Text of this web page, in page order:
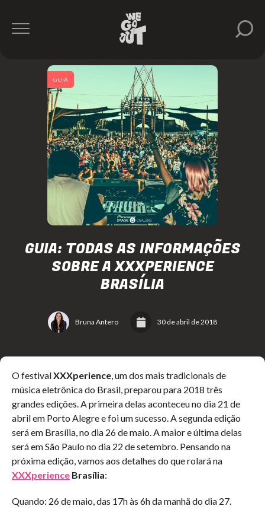
GUIA: TODAS AS INFORMAÇÕES
SOBRE A XXXPERIENCE
BRASÍLIA
Bruna Antero 30 de abril de 2018
GUIA
O festivalXXXperience, um dos mais tradicionais de
música eletrônica do Brasil, preparou para 2018 três
grandes edições. A primeira delas aconteceu no dia 21 de
abril em Porto Alegre e foi um sucesso. A segunda edição
será em Brasília, no dia 26 de maio. A maior e última delas
será em São Paulo no dia 22 de setembro. Pensando na
próxima edição, vamos aos detalhes do que rolará na
XXXperience Brasília:
Quando: 26 de maio, das 17h às 6h da manhã do dia 27.